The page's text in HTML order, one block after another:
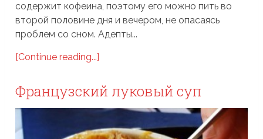
содержит кофеина, поэтому его можно пить во
второй половине дня и вечером, не опасаясь
проблем со сном. Адепты...
[Continue reading...]
Французский луковый суп